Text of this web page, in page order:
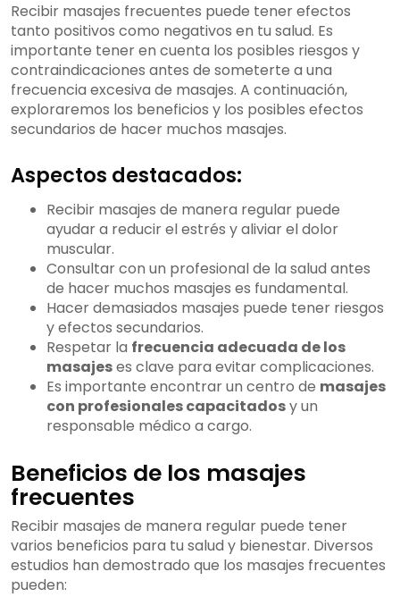
Recibir masajes frecuentes puede tener efectos
tanto positivos como negativos en tu salud. Es
importante tener en cuenta los posibles riesgos y
contraindicaciones antes de someterte a una
frecuencia excesiva de masajes. A continuación,
exploraremos los beneficios y los posibles efectos
secundarios de hacer muchos masajes.
Aspectos destacados:
Recibir masajes de manera regular puede
ayudar a reducir el estrés y aliviar el dolor
muscular.
Consultar con un profesional de la salud antes
de hacer muchos masajes es fundamental.
Hacer demasiados masajes puede tener riesgos
y efectos secundarios.
Respetar la frecuencia adecuada de los
masajeses clave para evitar complicaciones.
Es importante encontrar un centro de masajes
con profesionales capacitadosy un
responsable médico a cargo.
Beneficios de los masajes
frecuentes
Recibir masajes de manera regular puede tener
varios beneficios para tu salud y bienestar. Diversos
estudios han demostrado que los masajes frecuentes
pueden: